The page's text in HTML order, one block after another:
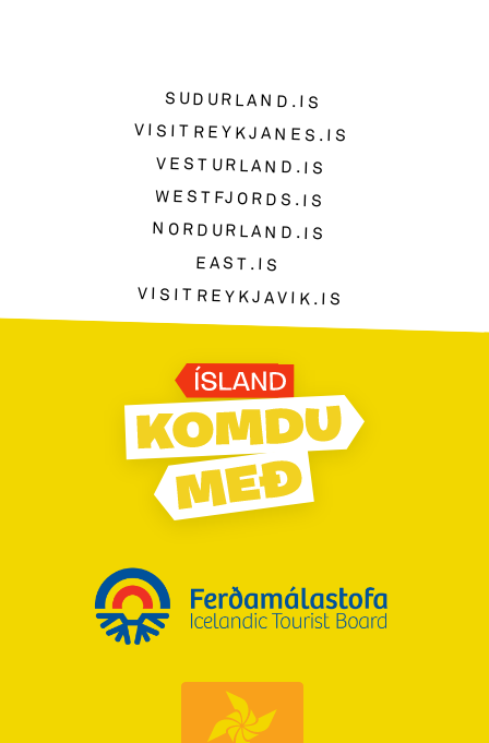
SUDURLAND.IS
VISITREYKJANES.IS
VESTURLAND.IS
WESTFJORDS.IS
NORDURLAND.IS
EAST.IS
VISITREYKJAVIK.IS